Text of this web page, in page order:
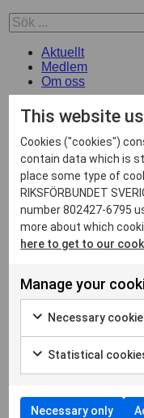
Aktuellt
Medlem
Om oss
Opinion/Press
Kontakt
ENG
facebook-f
twitter
Event
Donec
vulputate
This website
Cookies ("cookies")
contain data which is
place some type of
RIKSFÖRBUNDET
number 802427-6795
more about which
here to get to our
Manage your
Necessary
Statistical
Necessary only